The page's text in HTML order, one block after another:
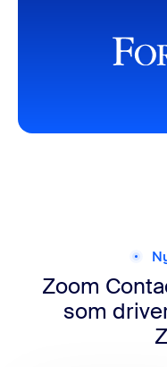
Zoom
som